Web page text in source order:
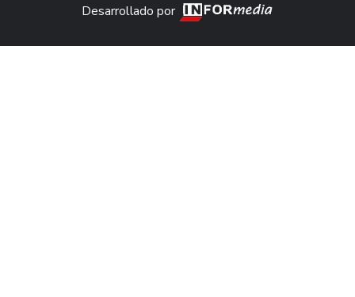
Desarrollado por